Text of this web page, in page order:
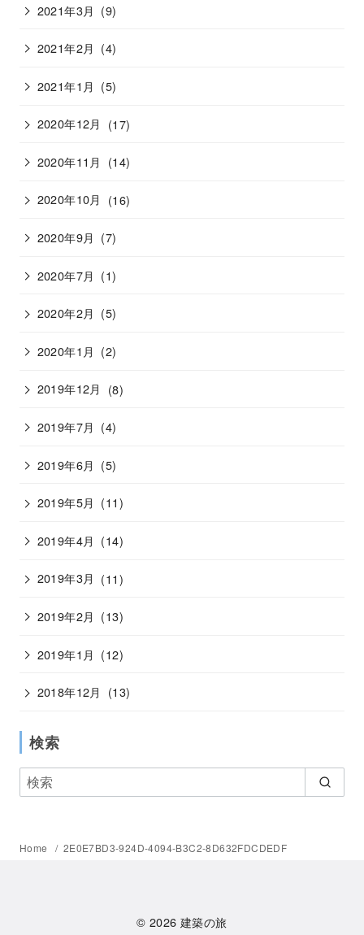
2021年3月 (9)
2021年2月 (4)
2021年1月 (5)
2020年12月 (17)
2020年11月 (14)
2020年10月 (16)
2020年9月 (7)
2020年7月 (1)
2020年2月 (5)
2020年1月 (2)
2019年12月 (8)
2019年7月 (4)
2019年6月 (5)
2019年5月 (11)
2019年4月 (14)
2019年3月 (11)
2019年2月 (13)
2019年1月 (12)
2018年12月 (13)
検索
Home 2E0E7BD3-924D-4094-B3C2-8D632FDCDEDF
© 2026建築の旅